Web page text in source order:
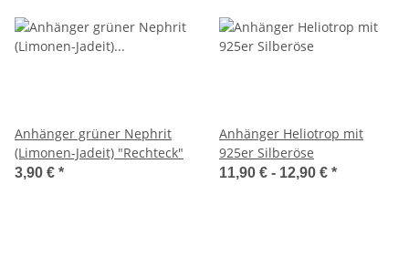
Anhänger grüner Nephrit
(Limonen-Jadeit) "Rechteck"
3,90 € *
Anhänger Heliotrop mit
925er Silberöse
11,90 € - 12,90 € *